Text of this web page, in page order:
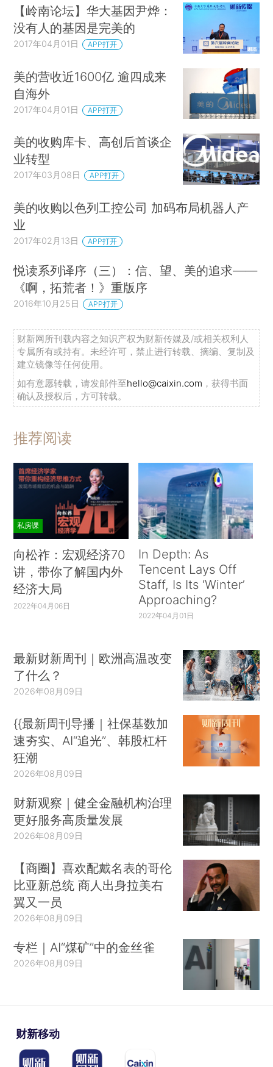
【岭南论坛】华大基因尹烨：
没有人的基因是完美的
2017年04月01日 APP打开
美的营收近1600亿 逾四成来
自海外
2017年04月01日 APP打开
美的收购库卡、高创后首谈企
业转型
2017年03月08日 APP打开
美的收购以色列工控公司 加码布局机器人产
业
2017年02月13日 APP打开
悦读系列译序（三）：信、望、美的追求——
《啊，拓荒者！》重版序
2016年10月25日 APP打开
财新网所刊载内容之知识产权为财新传媒及/或相关权利人
专属所有或持有。未经许可，禁止进行转载、摘编、复制及
建立镜像等任何使用。
如有意愿转载，请发邮件至hello@caixin.com ，获得书面
确认及授权后，方可转载。
推荐阅读
私房课
向松祚：宏观经济70
讲，带你了解国内外
经济大局
2022年04月06日
In Depth: As
Tencent Lays Off
Staff, Is Its ‘Winter’
Approaching?
2022年04月01日
最新财新周刊｜欧洲高温改变
了什么？
2026年08月09日
{{最新周刊导播｜社保基数加
速夯实、AI“追光”、韩股杠杆
狂潮
2026年08月09日
财新观察｜健全金融机构治理
更好服务高质量发展
2026年08月09日
【商圈】喜欢配戴名表的哥伦
比亚新总统 商人出身拉美右
翼又一员
2026年08月09日
专栏｜AI“煤矿”中的金丝雀
2026年08月09日
财新移动